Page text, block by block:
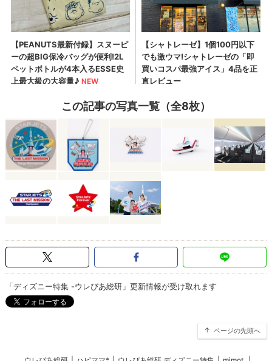
この記事の写真一覧（全8枚）
「ディズニー特集 -ウレぴあ総研」更新情報が受け取れます
ページの先頭へ